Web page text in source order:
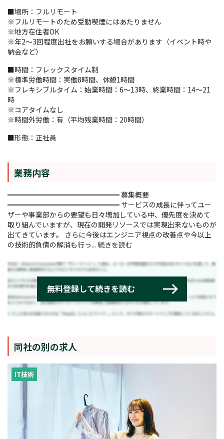
■場所：フルリモート
※フルリモートのため受動喫煙にはあたりません
※地方在住者OK
※年2～3回程度出社をお願いする場合があります（イベント時や
納会など）
■時間：フレックスタイム制
※標準労働時間：実働8時間、休憩1時間
※フレキシブルタイム：始業時間：6～13時、終業時間：14～21
時
※コアタイムなし
※時間外労働：有（平均残業時間：20時間）
■形態：正社員
業務内容
━━━━━━━━━━━━━━━━ 募集概要
━━━━━━━━━━━━━━━━ サービスの成長に伴ってユー
ザーや事業部からの要望も日々増加している中、優先度を決めて
取り組んでいますが、現在の開発リソースでは実現出来ないものが
出てきています。 さらに今後はエンジニア視点の改善点や今以上
の技術的負債の解消も行っ... 続きを読む
同社の別の求人
IT技術